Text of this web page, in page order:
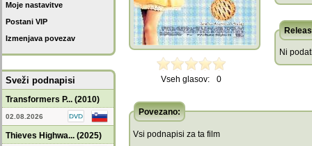
Moje nastavitve
Postani VIP
Izmenjava povezav
Sveži podnapisi
Transformers P... (2010)
02.08.2026
Thieves Highwa... (2025)
Vseh glasov: 0
Ni
Povezano:
Vsi podnapisi za ta film